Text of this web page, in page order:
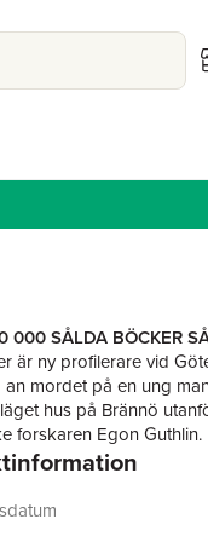
000 SÅLDA BÖCKER
är ny profilerare vid
an mordet på en ung
hus på Brännö
forskaren Egon Guthlin.
från Alzheimers.
av minnet efter